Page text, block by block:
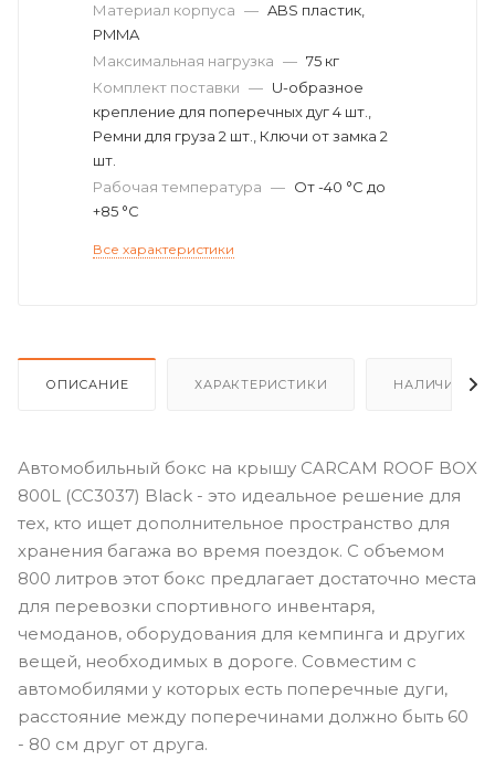
Материал корпуса — ABS пластик,
PMMA
Максимальная нагрузка — 75 кг
Комплект поставки — U-образное
крепление для поперечных дуг 4 шт.,
Ремни для груза 2 шт., Ключи от замка 2
шт.
Рабочая температура — От -40 °C до
+85 °C
Все характеристики
ОПИСАНИЕ ХАРАКТЕРИСТИКИ НАЛИЧИЕ
Автомобильный бокс на крышу CARCAM ROOF BOX
800L (CC3037) Black - это идеальное решение для
тех, кто ищет дополнительное пространство для
хранения багажа во время поездок. С объемом
800 литров этот бокс предлагает достаточно места
для перевозки спортивного инвентаря,
чемоданов, оборудования для кемпинга и других
вещей, необходимых в дороге. Совместим с
автомобилями у которых есть поперечные дуги,
расстояние между поперечинами должно быть 60
- 80 см друг от друга.